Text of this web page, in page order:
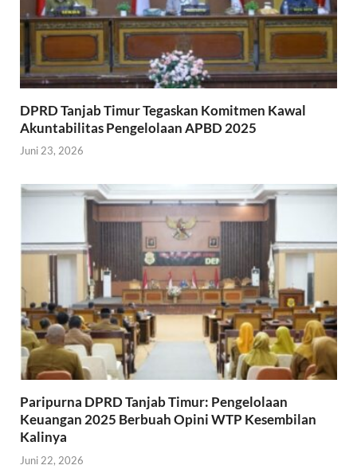
DPRD Tanjab Timur Tegaskan Komitmen Kawal
Akuntabilitas Pengelolaan APBD 2025
Juni 23, 2026
Paripurna DPRD Tanjab Timur: Pengelolaan
Keuangan 2025 Berbuah Opini WTP Kesembilan
Kalinya
Juni 22, 2026